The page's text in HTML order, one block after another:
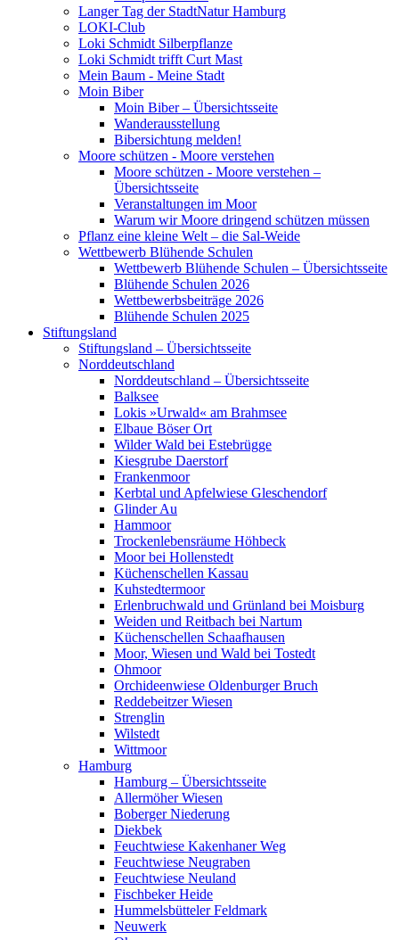
Langer Tag der StadtNatur Hamburg
LOKI-Club
Loki Schmidt Silberpflanze
Loki Schmidt trifft Curt Mast
Mein Baum - Meine Stadt
Moin Biber
Moin Biber – Übersichtsseite
Wanderausstellung
Bibersichtung melden!
Moore schützen - Moore verstehen
Moore schützen - Moore verstehen –
Übersichtsseite
Veranstaltungen im Moor
Warum wir Moore dringend schützen müssen
Pflanz eine kleine Welt – die Sal-Weide
Wettbewerb Blühende Schulen
Wettbewerb Blühende Schulen – Übersichtsseite
Blühende Schulen 2026
Wettbewerbsbeiträge 2026
Blühende Schulen 2025
Stiftungsland
Stiftungsland – Übersichtsseite
Norddeutschland
Norddeutschland – Übersichtsseite
Balksee
Lokis »Urwald« am Brahmsee
Elbaue Böser Ort
Wilder Wald bei Estebrügge
Kiesgrube Daerstorf
Frankenmoor
Kerbtal und Apfelwiese Gleschendorf
Glinder Au
Hammoor
Trockenlebensräume Höhbeck
Moor bei Hollenstedt
Küchenschellen Kassau
Kuhstedtermoor
Erlenbruchwald und Grünland bei Moisburg
Weiden und Reitbach bei Nartum
Küchenschellen Schaafhausen
Moor, Wiesen und Wald bei Tostedt
Ohmoor
Orchideenwiese Oldenburger Bruch
Reddebeitzer Wiesen
Strenglin
Wilstedt
Wittmoor
Hamburg
Hamburg – Übersichtsseite
Allermöher Wiesen
Boberger Niederung
Diekbek
Feuchtwiese Kakenhaner Weg
Feuchtwiese Neugraben
Feuchtwiese Neuland
Fischbeker Heide
Hummelsbütteler Feldmark
Neuwerk